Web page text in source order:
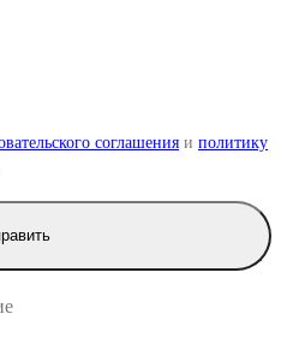
соглашения и политику